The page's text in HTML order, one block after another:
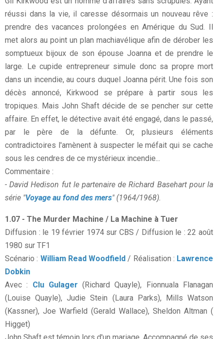
réussi dans la vie, il caresse désormais un nouveau rêve :
prendre des vacances prolongées en Amérique du Sud. Il
met alors au point un plan machiavélique afin de dérober les
somptueux bijoux de son épouse Joanna et de prendre le
large. Le cupide entrepreneur simule donc sa propre mort
dans un incendie, au cours duquel Joanna périt. Une fois son
décès annoncé, Kirkwood se prépare à partir sous les
tropiques. Mais John Shaft décide de se pencher sur cette
affaire. En effet, le détective avait été engagé, dans le passé,
par le père de la défunte. Or, plusieurs éléments
contradictoires l'amènent à suspecter le méfait qui se cache
sous les cendres de ce mystérieux incendie...
Commentaire :
- David Hedison fut le partenaire de Richard Basehart pour la
série "Voyage au fond des mers" (1964/1968).
1.07 - The Murder Machine / La Machine à Tuer
Diffusion : le 19 février 1974 sur CBS / Diffusion le : 22 août
1980 sur TF1
Scénario : William Read Woodfield / Réalisation : Lawrence
Dobkin
Avec : Clu Gulager (Richard Quayle), Fionnuala Flanagan
(Louise Quayle), Judie Stein (Laura Parks), Mills Watson
(Kassner), Joe Warfield (Gerald Wallace), Sheldon Altman (
Higget)